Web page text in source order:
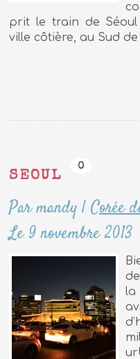
prit le train de Séoul
ville côtière, au Sud
SEOUL
0
Par mandy |Corée
Le 9 novembre 2013
la